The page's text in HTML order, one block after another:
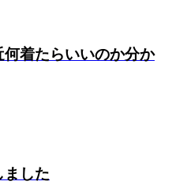
着たらいいのか分か
した